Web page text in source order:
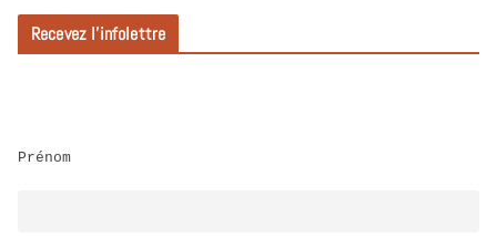
c
t
r
Recevez l’infolettre
Prénom